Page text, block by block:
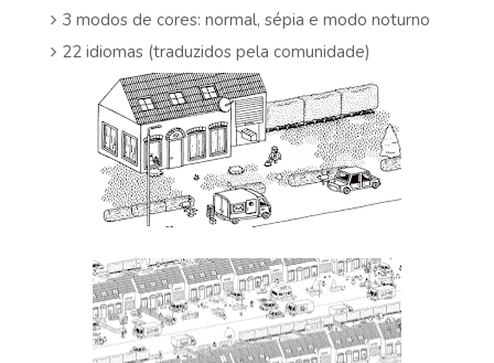
3 modos de cores: normal, sépia e modo noturno
22 idiomas (traduzidos pela comunidade)